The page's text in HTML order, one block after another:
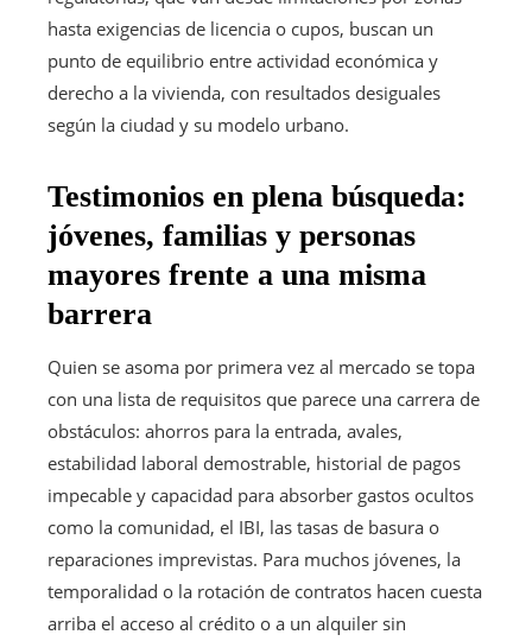
hasta exigencias de licencia o cupos, buscan un
punto de equilibrio entre actividad económica y
derecho a la vivienda, con resultados desiguales
según la ciudad y su modelo urbano.
Testimonios en plena búsqueda:
jóvenes, familias y personas
mayores frente a una misma
barrera
Quien se asoma por primera vez al mercado se topa
con una lista de requisitos que parece una carrera de
obstáculos: ahorros para la entrada, avales,
estabilidad laboral demostrable, historial de pagos
impecable y capacidad para absorber gastos ocultos
como la comunidad, el IBI, las tasas de basura o
reparaciones imprevistas. Para muchos jóvenes, la
temporalidad o la rotación de contratos hacen cuesta
arriba el acceso al crédito o a un alquiler sin